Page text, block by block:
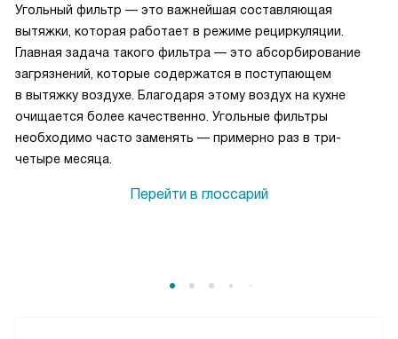
Угольный фильтр — это важнейшая составляющая
вытяжки, которая работает в режиме рециркуляции.
Главная задача такого фильтра — это абсорбирование
загрязнений, которые содержатся в поступающем
в вытяжку воздухе. Благодаря этому воздух на кухне
очищается более качественно. Угольные фильтры
необходимо часто заменять — примерно раз в три-
четыре месяца.
Перейти в глоссарий